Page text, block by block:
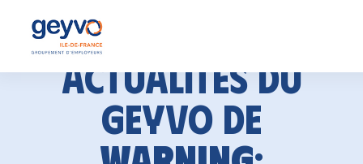
Actualités du
GEYVO de